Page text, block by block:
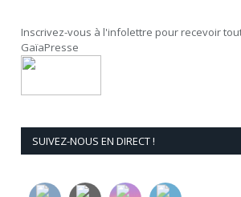
Inscrivez-vous à l'infolettre pour recevoir
GaïaPresse
SUIVEZ-NOUS EN DIRECT !